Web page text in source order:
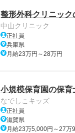
整形外科クリニッ
中山クリニック
正社員
兵庫県
月給23万円～28万円
小規模保育園の保
なでしこキッズ
正社員
滋賀県
月給23万5,000円～27万